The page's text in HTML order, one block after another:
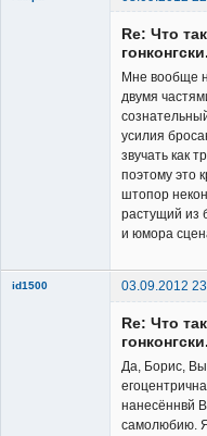
Re: Что
гонконгски.
Мне вообще
двумя
усилия
звучать как
поэтому это
штопор
растущий из
и юмора
id1500
03.09.2012
Re: Что
гонконгски.
Да, Борис,
нанесённвй
самолюбию.